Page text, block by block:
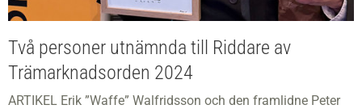
Två personer utnämnda till Riddare av
Trämarknadsorden 2024
ARTIKEL Erik ”Waffe” Walfridsson och den framlidne Peter